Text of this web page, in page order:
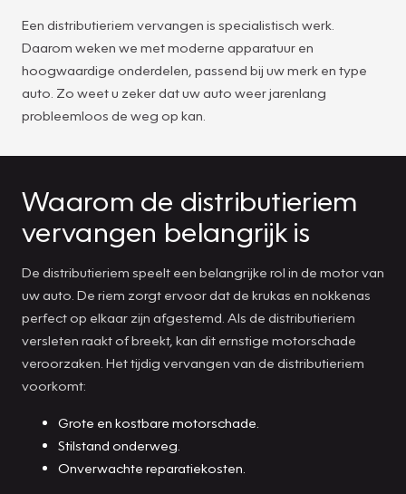
Een distributieriem vervangen is specialistisch werk.
Daarom weken we met moderne apparatuur en
hoogwaardige onderdelen, passend bij uw merk en type
auto. Zo weet u zeker dat uw auto weer jarenlang
probleemloos de weg op kan.
Waarom de distributieriem
vervangen belangrijk is
De distributieriem speelt een belangrijke rol in de motor van
uw auto. De riem zorgt ervoor dat de krukas en nokkenas
perfect op elkaar zijn afgestemd. Als de distributieriem
versleten raakt of breekt, kan dit ernstige motorschade
veroorzaken. Het tijdig vervangen van de distributieriem
voorkomt:
Grote en kostbare motorschade.
Stilstand onderweg.
Onverwachte reparatiekosten.